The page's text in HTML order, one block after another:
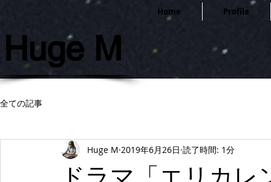
Home Profile
Huge M
全ての記事
Huge M 2019年6月26日 読了時間: 1分